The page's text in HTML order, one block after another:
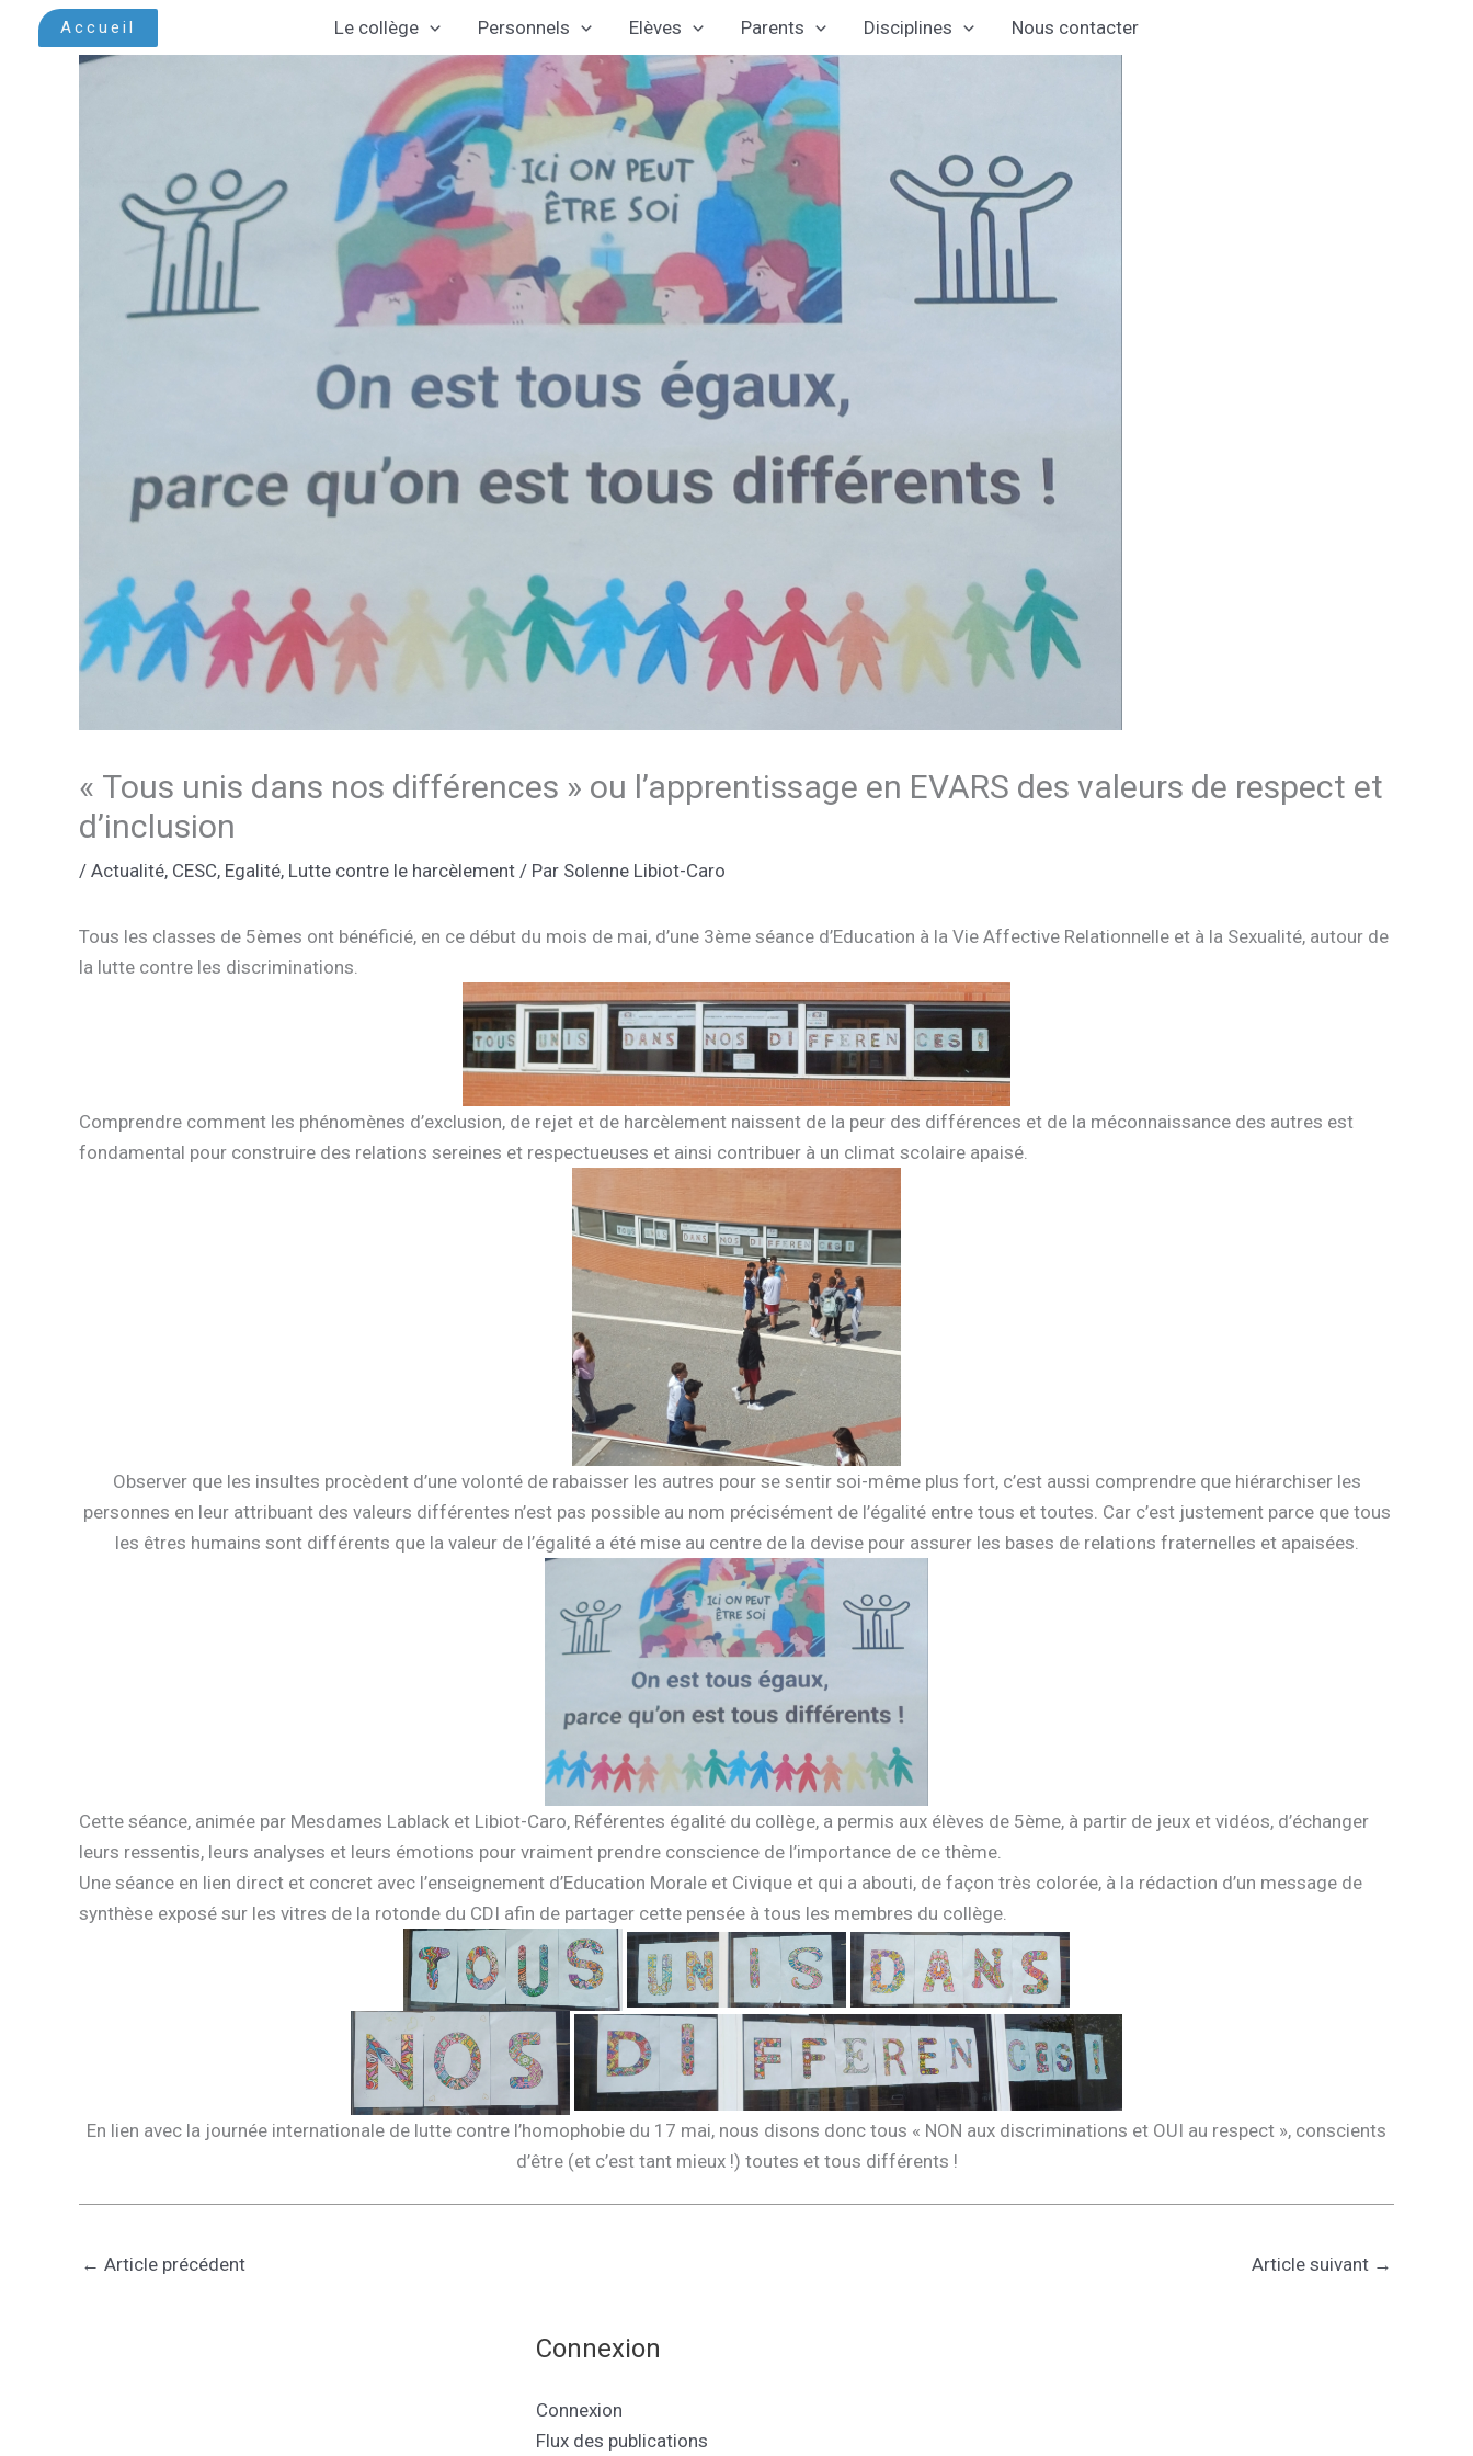
Accueil Le collège Personnels Elèves Parents Disciplines Nous contacter
« Tous unis dans nos différences » ou l’apprentissage en EVARS des valeurs de respect et
d’inclusion
/ Actualité, CESC, Egalité, Lutte contre le harcèlement / Par Solenne Libiot-Caro
Tous les classes de 5èmes ont bénéficié, en ce début du mois de mai, d’une 3ème séance d’Education à la Vie Affective Relationnelle et à la Sexualité, autour de
la lutte contre les discriminations.
Comprendre comment les phénomènes d’exclusion, de rejet et de harcèlement naissent de la peur des différences et de la méconnaissance des autres est
fondamental pour construire des relations sereines et respectueuses et ainsi contribuer à un climat scolaire apaisé.
Observer que les insultes procèdent d’une volonté de rabaisser les autres pour se sentir soi-même plus fort, c’est aussi comprendre que hiérarchiser les
personnes en leur attribuant des valeurs différentes n’est pas possible au nom précisément de l’égalité entre tous et toutes. Car c’est justement parce que tous
les êtres humains sont différents que la valeur de l’égalité a été mise au centre de la devise pour assurer les bases de relations fraternelles et apaisées.
Cette séance, animée par Mesdames Lablack et Libiot-Caro, Référentes égalité du collège, a permis aux élèves de 5ème, à partir de jeux et vidéos, d’échanger
leurs ressentis, leurs analyses et leurs émotions pour vraiment prendre conscience de l’importance de ce thème.
Une séance en lien direct et concret avec l’enseignement d’Education Morale et Civique et qui a abouti, de façon très colorée, à la rédaction d’un message de
synthèse exposé sur les vitres de la rotonde du CDI afin de partager cette pensée à tous les membres du collège.
En lien avec la journée internationale de lutte contre l’homophobie du 17 mai, nous disons donc tous « NON aux discriminations et OUI au respect », conscients
d’être (et c’est tant mieux !) toutes et tous différents !
← Article précédent Article suivant →
Connexion
Connexion
Flux des publications